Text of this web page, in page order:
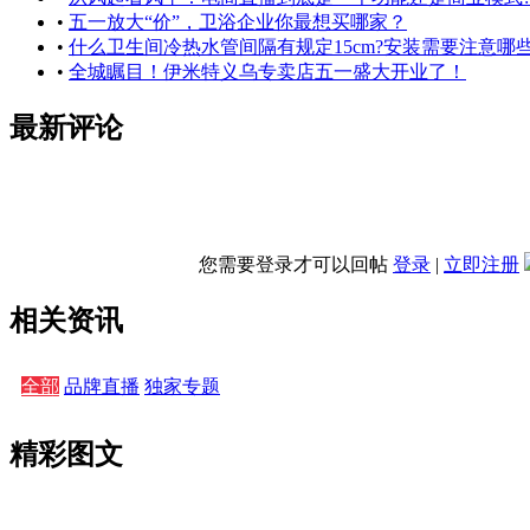
• 五一放大“价”，卫浴企业你最想买哪家？
• 什么卫生间冷热水管间隔有规定15cm?安装需要注意哪
• 全城瞩目！伊米特义乌专卖店五一盛大开业了！
最新评论
您需要登录才可以回帖 登录 | 立即注册
相关资讯
全部 品牌直播 独家专题
精彩图文